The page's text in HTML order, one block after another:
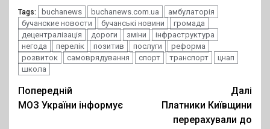
Tags: buchanews buchanews.com.ua
амбулаторія
бучанские новости
бучанські новини
громада
децентралізація
дороги зміни
інфраструктура
негода
перелік позитив послуги
реформа
розвиток
самоврядування спорт транспорт
цнап
школа
Post
navigation
Попередній
МОЗ України інформує
Далі
Платники Київщини
перерахували до